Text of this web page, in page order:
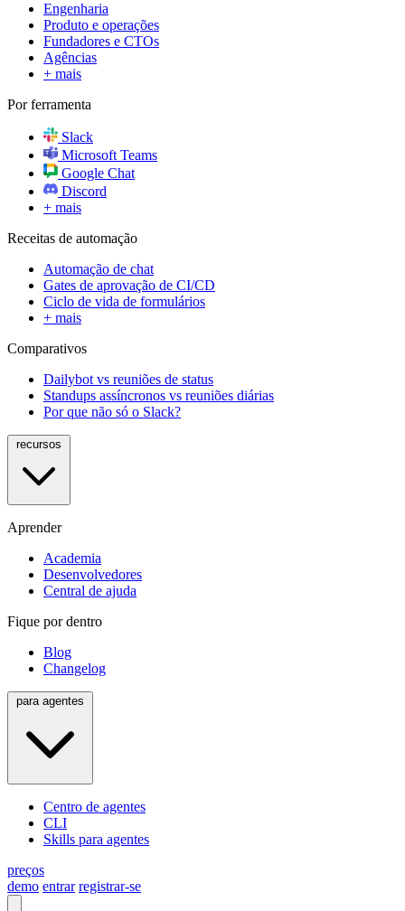
Engenharia
Produto e operações
Fundadores e CTOs
Agências
+ mais
Por ferramenta
Slack
Microsoft Teams
Google Chat
Discord
+ mais
Receitas de automação
Automação de chat
Gates de aprovação de CI/CD
Ciclo de vida de formulários
+ mais
Comparativos
Dailybot vs reuniões de status
Standups assíncronos vs reuniões diárias
Por que não só o Slack?
Aprender
Academia
Desenvolvedores
Central de ajuda
Fique por dentro
Blog
Changelog
Centro de agentes
CLI
Skills para agentes
preços
demo entrar registrar-se